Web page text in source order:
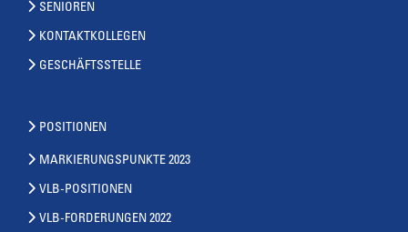
SENIOREN
KONTAKTKOLLEGEN
GESCHÄFTSSTELLE
POSITIONEN
MARKIERUNGSPUNKTE 2023
VLB-POSITIONEN
VLB-FORDERUNGEN 2022